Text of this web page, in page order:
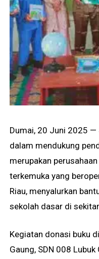
Dumai, 20 Juni 2025
dalam mendukung
merupakan
terkemuka yang
Riau, menyalurkan
sekolah dasar di
Kegiatan donasi buku
Gaung, SDN 008